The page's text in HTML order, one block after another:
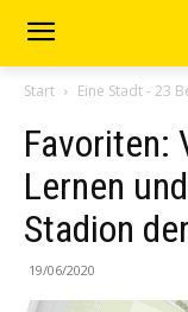
Start Eine Stadt - 23
Favoriten:
Lernen
Stadion
19/06/2020